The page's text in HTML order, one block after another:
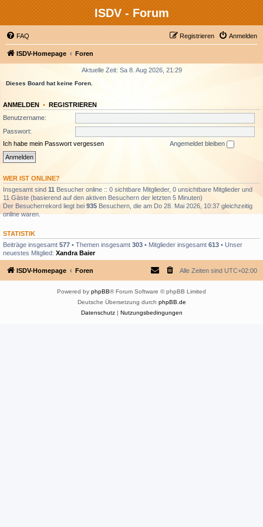
ISDV - Forum
FAQ Anmelden
Registrieren
ISDV-Homepage Foren
Aktuelle Zeit: Sa 8. Aug 2026, 21:29
Dieses Board hat keine Foren.
ANMELDEN • REGISTRIEREN
Benutzername:
Passwort:
Ich habe mein Passwort vergessen
Angemeldet bleiben
WER IST ONLINE?
Insgesamt sind 11 Besucher online :: 0 sichtbare Mitglieder, 0 unsichtbare Mitglieder und
11 Gäste (basierend auf den aktiven Besuchern der letzten 5 Minuten)
Der Besucherrekord liegt bei 935 Besuchern, die am Do 28. Mai 2026, 10:37 gleichzeitig
online waren.
STATISTIK
Beiträge insgesamt 577 • Themen insgesamt 303 • Mitglieder insgesamt 613 • Unser
neuestes Mitglied: Xandra Baier
ISDV-Homepage Foren Alle Zeiten sind UTC+02:00
Powered by phpBB® Forum Software © phpBB Limited
Deutsche Übersetzung durch phpBB.de
Datenschutz| Nutzungsbedingungen